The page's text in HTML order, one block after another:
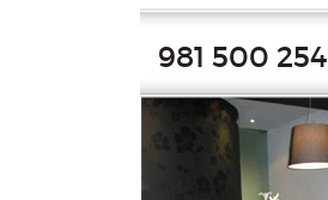
981 500 254